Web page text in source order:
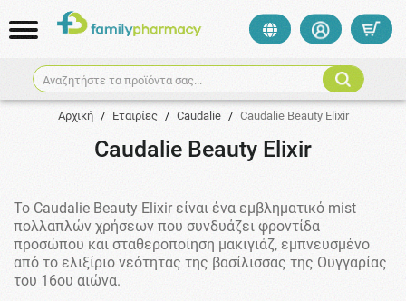
Αναζητήστε τα προϊόντα σας...
Αρχική / Εταιρίες / Caudalie / Caudalie Beauty Elixir
Caudalie Beauty Elixir
Το Caudalie Beauty Elixir είναι ένα εμβληματικό mist
πολλαπλών χρήσεων που συνδυάζει φροντίδα
προσώπου και σταθεροποίηση μακιγιάζ, εμπνευσμένο
από το ελιξίριο νεότητας της βασίλισσας της Ουγγαρίας
του 16ου αιώνα.